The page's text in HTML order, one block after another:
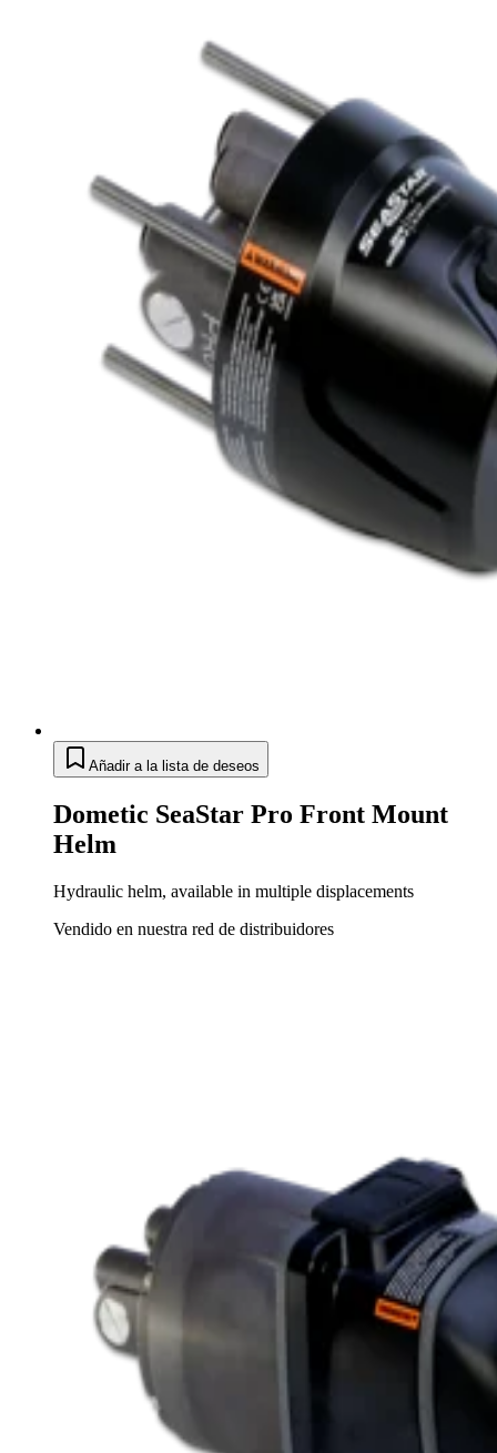
Añadir a la lista de deseos
Dometic SeaStar Pro Front Mount
Helm
Hydraulic helm, available in multiple displacements
Vendido en nuestra red de distribuidores